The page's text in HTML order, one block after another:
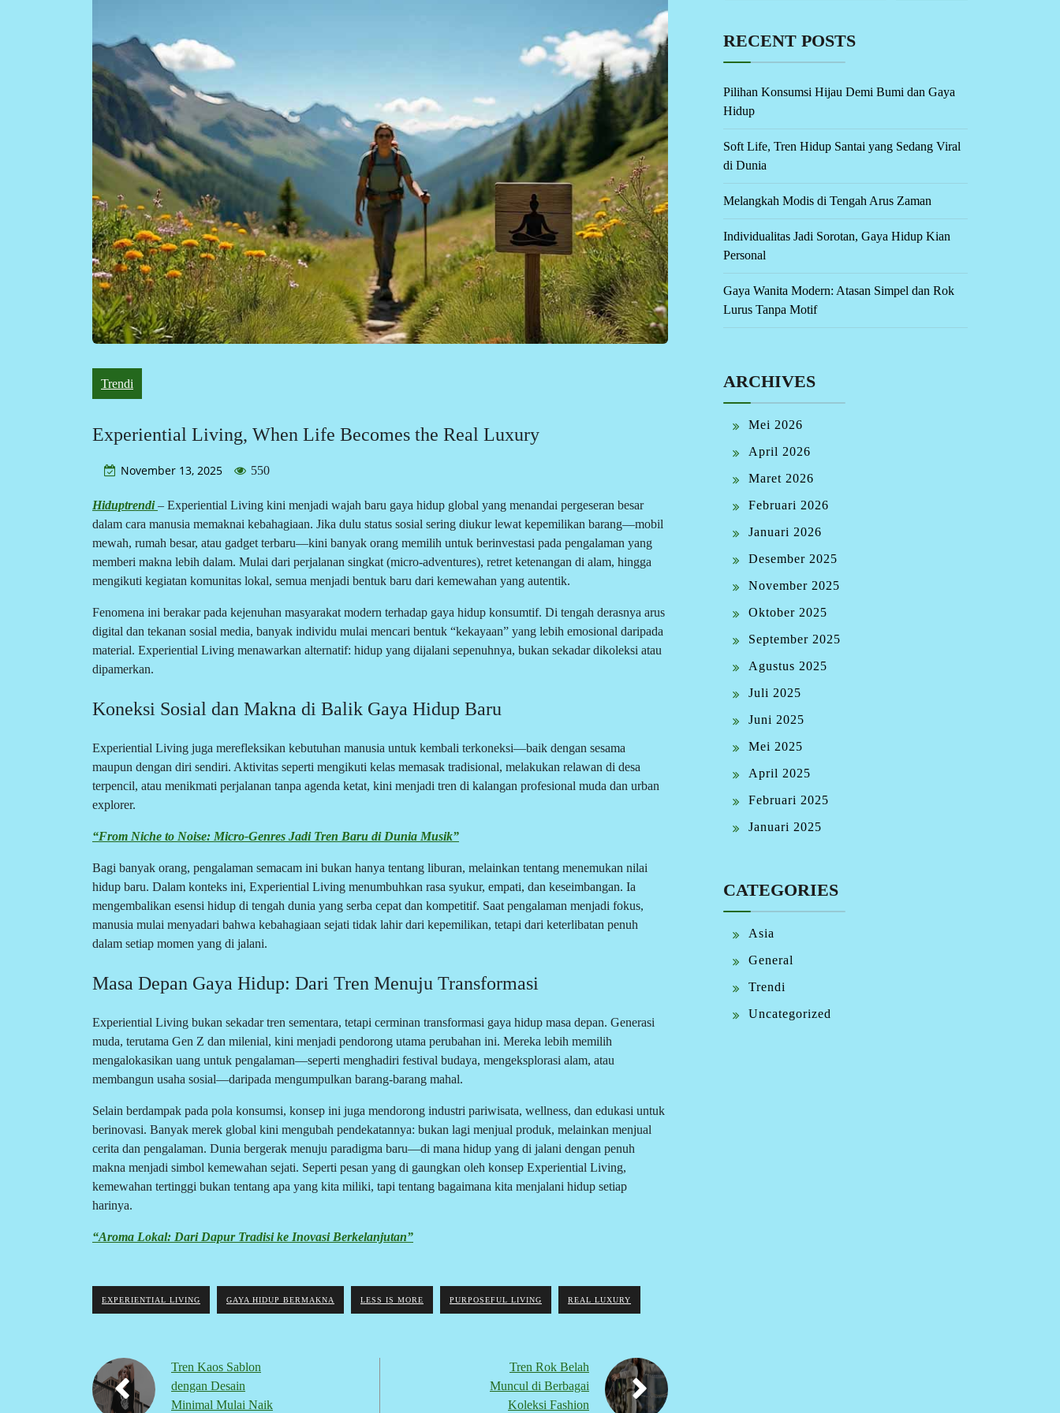
Trendi
Experiential Living, When Life Becomes the Real Luxury
November 13, 2025 550
Hiduptrendi – Experiential Living kini menjadi wajah baru gaya hidup global yang menandai pergeseran besar
dalam cara manusia memaknai kebahagiaan. Jika dulu status sosial sering diukur lewat kepemilikan barang—mobil
mewah, rumah besar, atau gadget terbaru—kini banyak orang memilih untuk berinvestasi pada pengalaman yang
memberi makna lebih dalam. Mulai dari perjalanan singkat (micro-adventures), retret ketenangan di alam, hingga
mengikuti kegiatan komunitas lokal, semua menjadi bentuk baru dari kemewahan yang autentik.
Fenomena ini berakar pada kejenuhan masyarakat modern terhadap gaya hidup konsumtif. Di tengah derasnya arus
digital dan tekanan sosial media, banyak individu mulai mencari bentuk “kekayaan” yang lebih emosional daripada
material. Experiential Living menawarkan alternatif: hidup yang dijalani sepenuhnya, bukan sekadar dikoleksi atau
dipamerkan.
Koneksi Sosial dan Makna di Balik Gaya Hidup Baru
Experiential Living juga merefleksikan kebutuhan manusia untuk kembali terkoneksi—baik dengan sesama
maupun dengan diri sendiri. Aktivitas seperti mengikuti kelas memasak tradisional, melakukan relawan di desa
terpencil, atau menikmati perjalanan tanpa agenda ketat, kini menjadi tren di kalangan profesional muda dan urban
explorer.
“From Niche to Noise: Micro-Genres Jadi Tren Baru di Dunia Musik”
Bagi banyak orang, pengalaman semacam ini bukan hanya tentang liburan, melainkan tentang menemukan nilai
hidup baru. Dalam konteks ini, Experiential Living menumbuhkan rasa syukur, empati, dan keseimbangan. Ia
mengembalikan esensi hidup di tengah dunia yang serba cepat dan kompetitif. Saat pengalaman menjadi fokus,
manusia mulai menyadari bahwa kebahagiaan sejati tidak lahir dari kepemilikan, tetapi dari keterlibatan penuh
dalam setiap momen yang di jalani.
Masa Depan Gaya Hidup: Dari Tren Menuju Transformasi
Experiential Living bukan sekadar tren sementara, tetapi cerminan transformasi gaya hidup masa depan. Generasi
muda, terutama Gen Z dan milenial, kini menjadi pendorong utama perubahan ini. Mereka lebih memilih
mengalokasikan uang untuk pengalaman—seperti menghadiri festival budaya, mengeksplorasi alam, atau
membangun usaha sosial—daripada mengumpulkan barang-barang mahal.
Selain berdampak pada pola konsumsi, konsep ini juga mendorong industri pariwisata, wellness, dan edukasi untuk
berinovasi. Banyak merek global kini mengubah pendekatannya: bukan lagi menjual produk, melainkan menjual
cerita dan pengalaman. Dunia bergerak menuju paradigma baru—di mana hidup yang di jalani dengan penuh
makna menjadi simbol kemewahan sejati. Seperti pesan yang di gaungkan oleh konsep Experiential Living,
kemewahan tertinggi bukan tentang apa yang kita miliki, tapi tentang bagaimana kita menjalani hidup setiap
harinya.
“Aroma Lokal: Dari Dapur Tradisi ke Inovasi Berkelanjutan”
EXPERIENTIAL LIVING GAYA HIDUP BERMAKNA LESS IS MORE PURPOSEFUL LIVING REAL LUXURY
Tren Kaos Sablon
dengan Desain
Minimal Mulai Naik
Tren Rok Belah
Muncul di Berbagai
Koleksi Fashion
RECENT POSTS
Pilihan Konsumsi Hijau Demi Bumi dan Gaya
Hidup
Soft Life, Tren Hidup Santai yang Sedang Viral
di Dunia
Melangkah Modis di Tengah Arus Zaman
Individualitas Jadi Sorotan, Gaya Hidup Kian
Personal
Gaya Wanita Modern: Atasan Simpel dan Rok
Lurus Tanpa Motif
ARCHIVES
Mei 2026
April 2026
Maret 2026
Februari 2026
Januari 2026
Desember 2025
November 2025
Oktober 2025
September 2025
Agustus 2025
Juli 2025
Juni 2025
Mei 2025
April 2025
Februari 2025
Januari 2025
CATEGORIES
Asia
General
Trendi
Uncategorized